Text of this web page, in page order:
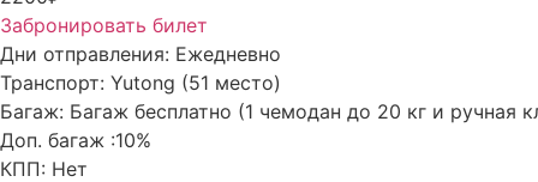
Забронировать билет
Дни отправления: Ежедневно
Транспорт: Yutong (51 место)
Багаж: Багаж бесплатно (1 чемодан до 20 кг и ручная
Доп. багаж :10%
КПП: Нет